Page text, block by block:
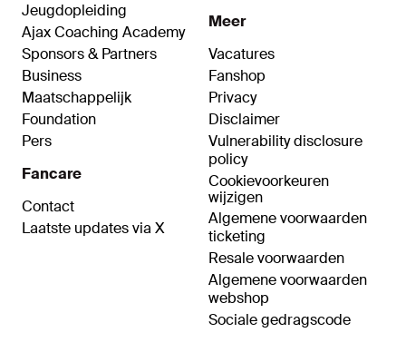
Jeugdopleiding
Ajax Coaching Academy
Sponsors & Partners
Business
Maatschappelijk
Foundation
Pers
Fancare
Contact
Laatste updates via X
Meer
Vacatures
Fanshop
Privacy
Disclaimer
Vulnerability disclosure
policy
Cookievoorkeuren
wijzigen
Algemene voorwaarden
ticketing
Resale voorwaarden
Algemene voorwaarden
webshop
Sociale gedragscode